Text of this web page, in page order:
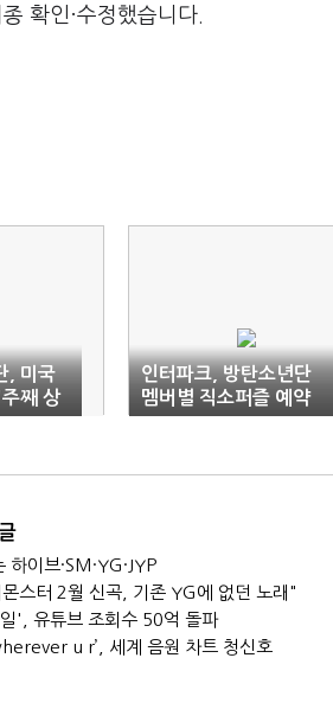
확인·수정했습니다.
, 미국
째 상
인터파크, 방탄소년단
멤버별 직소퍼즐 예약
판매
이브·SM·YG·JYP
스터 2월 신곡, 기존 YG에 없던 노래"
', 유튜브 조회수 50억 돌파
u r’, 세계 음원 차트 청신호